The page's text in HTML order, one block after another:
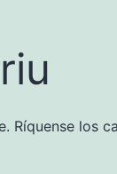
Ríquense los